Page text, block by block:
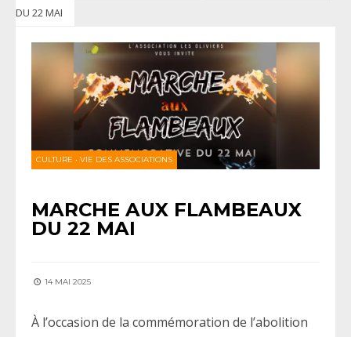
DU 22 MAI
CULTURE • VIE DES ASSOCIATIONS
MARCHE AUX FLAMBEAUX
DU 22 MAI
14 MAI 2025
À l’occasion de la commémoration de l’abolition